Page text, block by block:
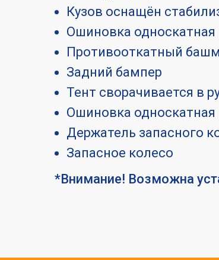
Кузов оснащён
Ошиновка односкатная
Противооткатный
Задний бампер
Тент сворачивается в
Ошиновка односкатная
Держатель запасного
Запасное колесо
*Внимание! Возможна